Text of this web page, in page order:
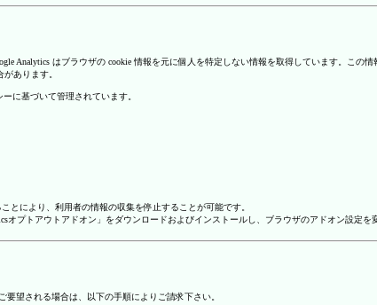
Analytics はブラウザの cookie 情報を元に個人を特定しない情報を取得しています。こ
あります。
に基づいて管理されています。
とにより、利用者の情報の収集を停止することが可能です。
オプトアウトアドオン」をダウンロードおよびインストールし、ブラウザのアドオン設定を
望される場合は、以下の手順によりご請求下さい。